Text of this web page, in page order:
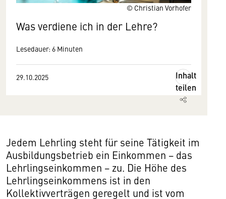
© Christian Vorhofer
Was verdiene ich in der Lehre?
Lesedauer: 6 Minuten
29.10.2025
Inhalt
teilen
Jedem Lehrling steht für seine Tätigkeit im
Ausbildungsbetrieb ein Einkommen − das
Lehrlingseinkommen − zu. Die Höhe des
Lehrlingseinkommens ist in den
Kollektivverträgen geregelt und ist vom